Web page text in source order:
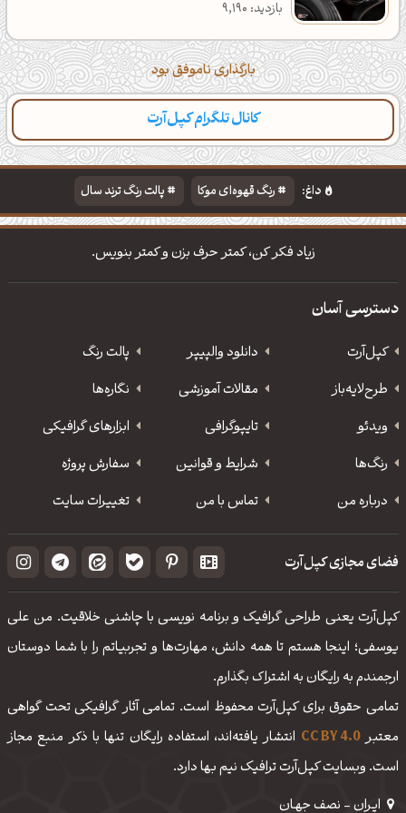
بازدید: 9,190
بارگذاری ناموفق بود
کانال تلگرام کپل‌آرت
داغ: رنگ قهوه‌ای موکا
پالت رنگ ترند سال
دانلود والپیپر مذهبی
تایپوگرافی شعر مولانا
زیاد فکر کن، کمتر حرف بزن و کمتر بنویس.
دسترسی آسان
کپل‌آرت دانلود‌ والپیپر
پالت رنگ
طرح‌لایه‌باز
مقالات آموزشی
نگاره‌ها
ویدئو
‌تایپوگرافی
ابزارهای گرافیکی
رنگ‌ها
شرایط و قوانین
سفارش پروژه
درباره من
تماس با من تغییرات سایت
فضای مجازی کپل‌آرت
کپل‌آرت یعنی طراحی گرافیک و برنامه نویسی با چاشنی خلاقیت. من علی
یوسفی؛ اینجا هستم تا همه دانش، مهارت‌‌ها و تجربیاتم را با شما دوستان
ارجمندم به رایگان به اشتراک بگذارم.
تمامی حقوق برای کپل‌آرت محفوظ است. تمامی آثار گرافیکی تحت گواهی
معتبرCC BY 4.0 انتشار یافته‌اند، استفاده رایگان تنها با ذکر منبع مجاز
است. وبسایت کپل‌آرت ترافیک نیم بها دارد.
ایـران - نصف جهـان